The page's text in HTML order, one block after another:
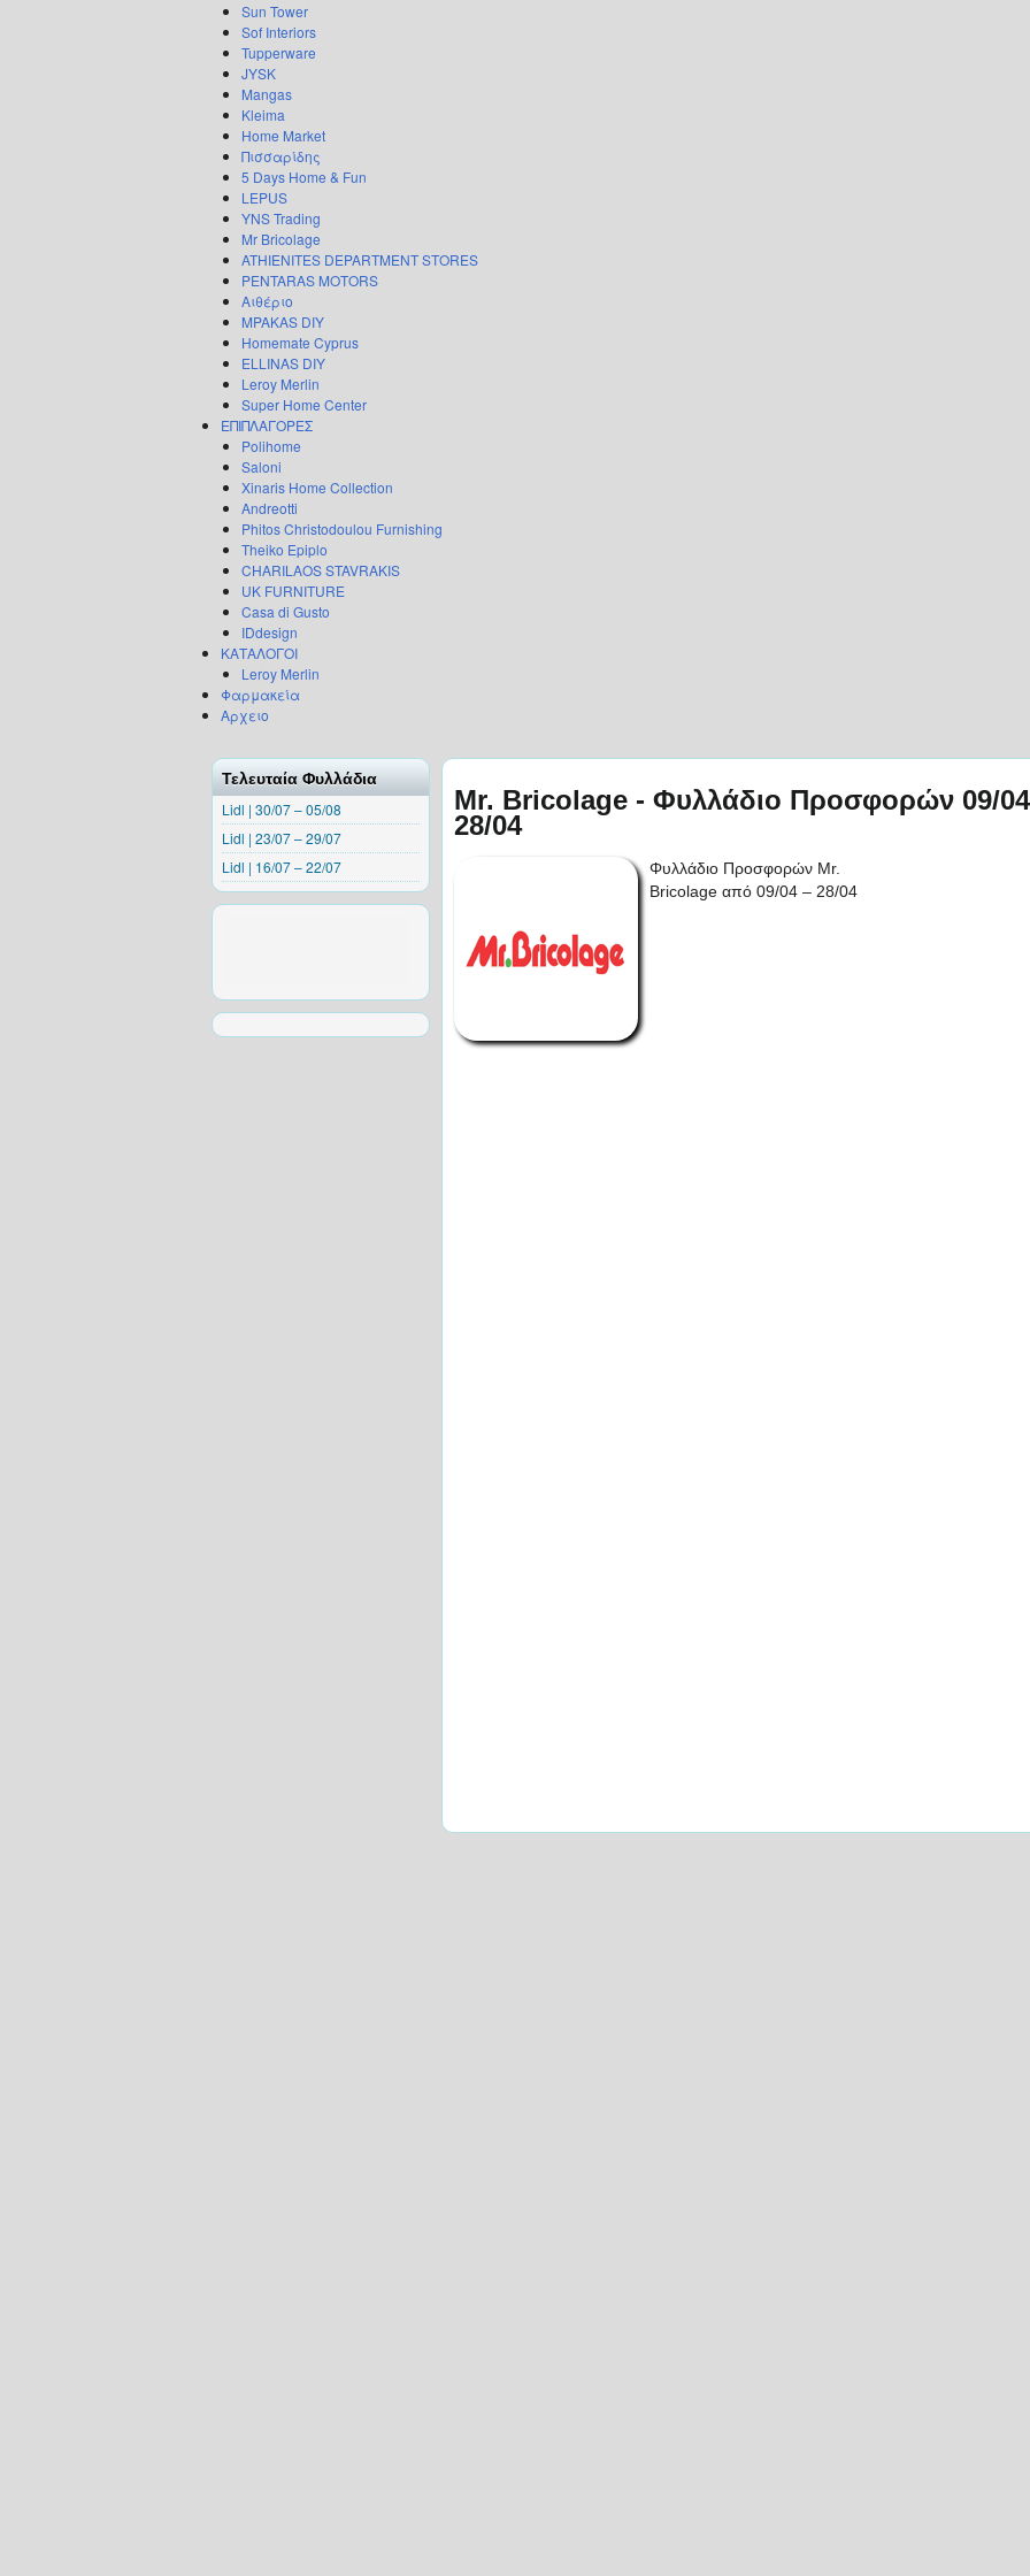
Sun Tower
Sof Interiors
Tupperware
JYSK
Mangas
Kleima
Home Market
Πισσαρίδης
5 Days Home & Fun
LEPUS
YNS Trading
Mr Bricolage
ATHIENITES DEPARTMENT STORES
PENTARAS MOTORS
Αιθέριο
MPAKAS DIY
Homemate Cyprus
ELLINAS DIY
Leroy Merlin
Super Home Center
ΕΠΙΠΛΑΓΟΡΕΣ
Polihome
Saloni
Xinaris Home Collection
Andreotti
Phitos Christodoulou Furnishing
Theiko Epiplo
CHARILAOS STAVRAKIS
UK FURNITURE
Casa di Gusto
IDdesign
ΚΑΤΑΛΟΓΟΙ
Leroy Merlin
Φαρμακεία
Αρχειο
Τελευταία Φυλλάδια
Lidl | 30/07 – 05/08
Lidl | 23/07 – 29/07
Lidl | 16/07 – 22/07
Mr. Bricolage - Φυλλάδιο Προσφορών 09/
28/04
Φυλλάδιο Προσφορών Mr.
Bricolage από 09/04 – 28/04